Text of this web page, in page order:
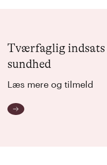
Tværfaglig
sundhed
Læs mere og tilmeld